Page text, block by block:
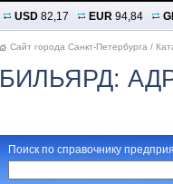
USD 82,17 EUR 94,84
Сайт города Санкт-Петербурга /
БИЛЬЯРД:
Поиск по справочнику